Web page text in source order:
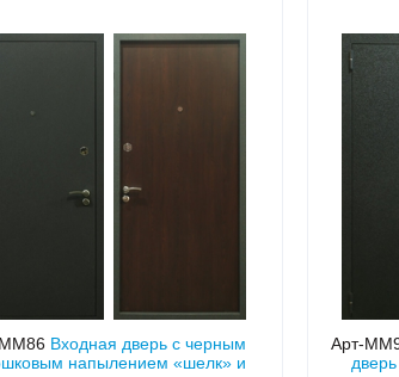
холлы (23)
С кнокером
С импостами
В
Входная дверь с черным
напылением «шелк» и
Арт-